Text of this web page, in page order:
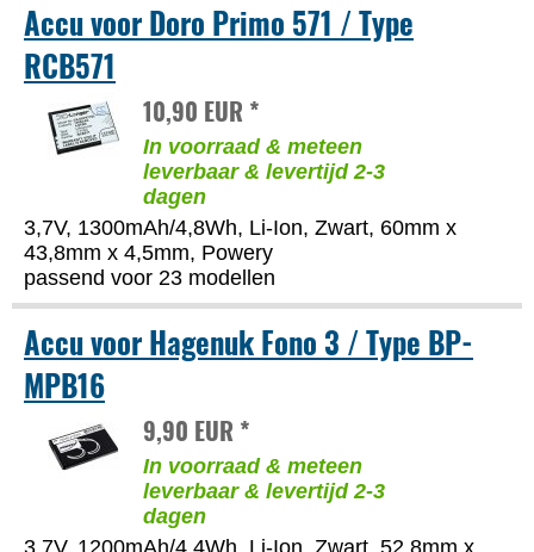
Accu voor Doro Primo 571 / Type
RCB571
10,90 EUR *
In voorraad & meteen
leverbaar & levertijd 2-3
dagen
3,7V, 1300mAh/4,8Wh, Li-Ion, Zwart, 60mm x
43,8mm x 4,5mm, Powery
passend voor 23 modellen
Accu voor Hagenuk Fono 3 / Type BP-
MPB16
9,90 EUR *
In voorraad & meteen
leverbaar & levertijd 2-3
dagen
3,7V, 1200mAh/4,4Wh, Li-Ion, Zwart, 52,8mm x